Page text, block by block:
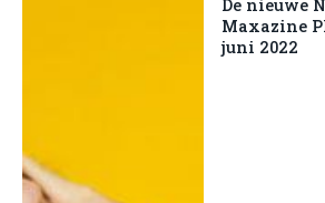
De nieuwe
Maxazine
juni 2022